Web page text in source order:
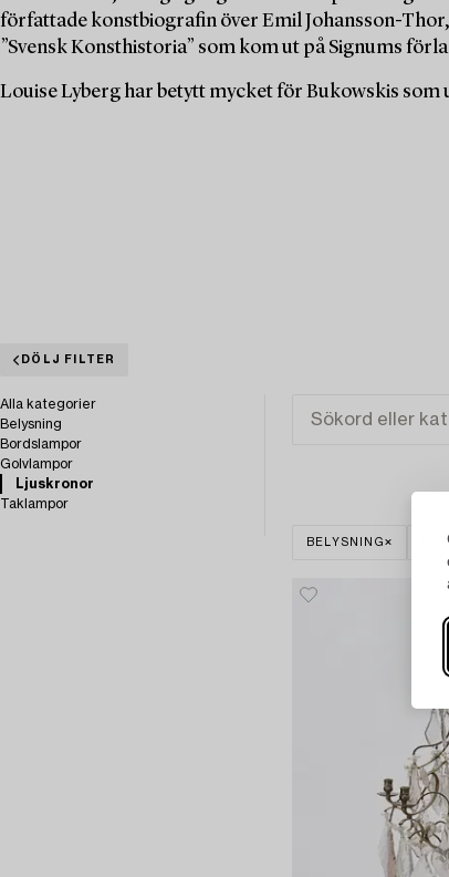
författade konstbiografin över Emil Johansson-
”Svensk Konsthistoria” som kom ut på Signums
Louise Lyberg har betytt mycket för Bukowskis som
DÖLJ FILTER
Alla kategorier
Belysning
Bordslampor
Golvlampor
Ljuskronor
Taklampor
BELYSNING